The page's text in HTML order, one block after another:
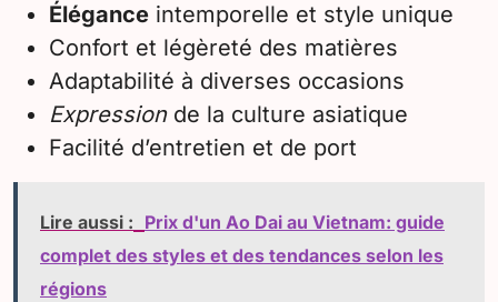
Élégance intemporelle et style unique
Confort et légèreté des matières
Adaptabilité à diverses occasions
Expressionde la culture asiatique
Facilité d’entretien et de port
Lire aussi : Prix d'un Ao Dai au Vietnam: guide
complet des styles et des tendances selon les
régions